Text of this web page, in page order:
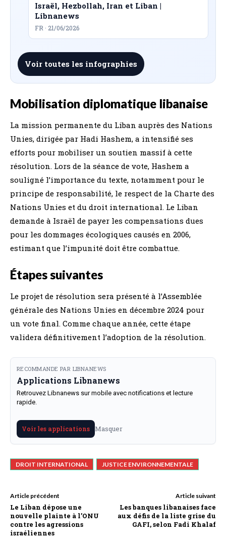
Israël, Hezbollah, Iran et Liban |
Libnanews
FR · 21/06/2026
Voir toutes les infographies
Mobilisation diplomatique libanaise
La mission permanente du Liban auprès des Nations
Unies, dirigée par Hadi Hashem, a intensifié ses
efforts pour mobiliser un soutien massif à cette
résolution. Lors de la séance de vote, Hashem a
souligné l’importance du texte, notamment pour le
principe de responsabilité, le respect de la Charte des
Nations Unies et du droit international. Le Liban
demande à Israël de payer les compensations dues
pour les dommages écologiques causés en 2006,
estimant que l’impunité doit être combattue.
Étapes suivantes
Le projet de résolution sera présenté à l’Assemblée
générale des Nations Unies en décembre 2024 pour
un vote final. Comme chaque année, cette étape
validera définitivement l’adoption de la résolution.
RECOMMANDE PAR LIBNANEWS
Applications Libnanews
Retrouvez Libnanews sur mobile avec notifications et lecture
rapide.
Voir les applications Masquer
DROIT INTERNATIONAL JUSTICE ENVIRONNEMENTALE
Article précédent
Le Liban dépose une
nouvelle plainte à l’ONU
contre les agressions
israéliennes
Article suivant
Les banques libanaises face
aux défis de la liste grise du
GAFI, selon Fadi Khalaf